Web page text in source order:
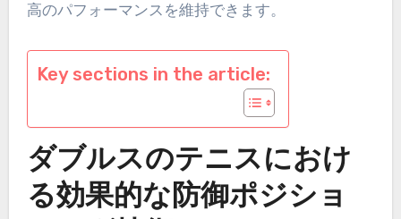
高のパフォーマンスを維持できます。
Key sections in the article:
ダブルスのテニスにおけ
る効果的な防御ポジショ